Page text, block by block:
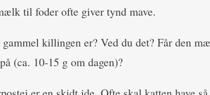
til foder ofte giver tynd mave.
killingen er? Ved du det? Får den
(ca. 10-15 g om dagen)?